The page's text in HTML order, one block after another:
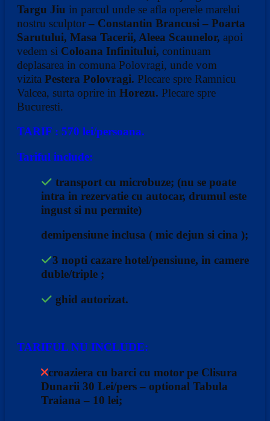
Targu Jiu in parcul unde se afla operele marelui
nostru sculptor – Constantin Brancusi – Poarta
Sarutului, Masa Tacerii, Aleea Scaunelor, apoi
vedem si Coloana Infinitului, continuam
deplasarea in comuna Polovragi, unde vom
vizita Pestera Polovragi. Plecare spre Ramnicu
Valcea, surta oprire in Horezu. Plecare spre
Bucuresti.
TARIF : 570 lei/persoana.
Tariful include:
transport cu microbuze; (nu se poate
intra in rezervatie cu autocar, drumul este
ingust si nu permite)
demipensiune inclusa ( mic dejun si cina );
3 nopti cazare hotel/pensiune, in camere
duble/triple ;
ghid autorizat.
TARIFUL NU INCLUDE:
croaziera cu barci cu motor pe Clisura
Dunarii 30 Lei/pers – optional Tabula
Traiana – 10 lei;